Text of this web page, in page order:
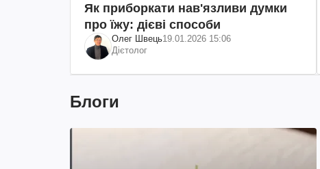
Як приборкати нав'язливи думки
про їжу: дієві способи
Олег Швець19.01.2026 15:06
Дієтолог
Блоги